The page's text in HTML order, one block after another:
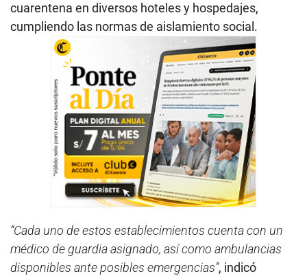
cuarentena en diversos hoteles y hospedajes,
cumpliendo las normas de aislamiento social.
“Cada uno de estos establecimientos cuenta con un
médico de guardia asignado, así como ambulancias
disponibles ante posibles emergencias”, indicó